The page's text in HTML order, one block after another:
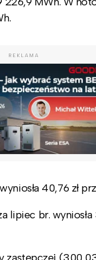
REKLAMA
40,76 zł
br. wyniosła